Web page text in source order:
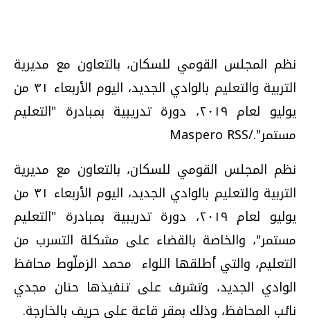
نظم المجلس القومي للسكان، بالتعاون مع مديرية
التربية والتعليم بالوادي الجديد، اليوم الأربعاء ٣١ من
يوليو لعام ٢٠١٩، دورة تدريبية بمبادرة "التعليم
مستمر"./Maspero RSS
نظم المجلس القومي للسكان، بالتعاون مع مديرية
التربية والتعليم بالوادي الجديد، اليوم الأربعاء ٣١ من
يوليو لعام ٢٠١٩، دورة تدريبية بمبادرة "التعليم
مستمر"، والخاصة بالقضاء على مشكلة التسرب من
التعليم، والتي أطلقها اللواء محمد الزملّوط محافظ
الوادي الجديد، وتشرف على تنفيذها حنان مجدي
نائب المحافظ، وذلك بمقر قاعة على حريف بالخارجة.